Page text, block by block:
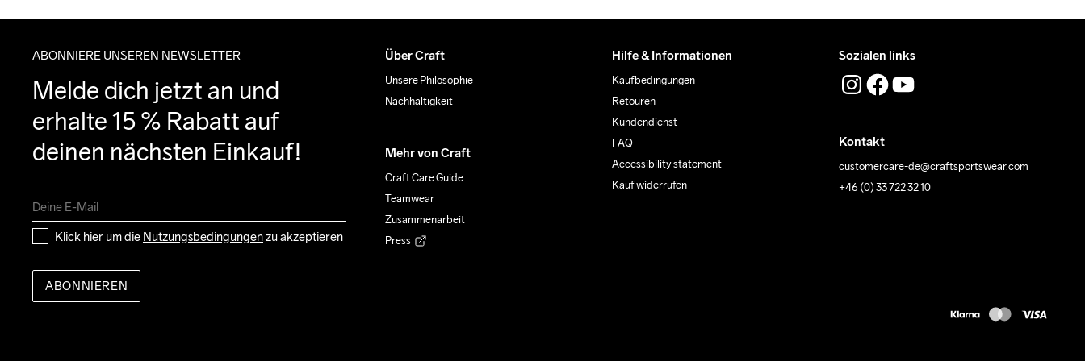
ABONNIERE UNSEREN NEWSLETTER
Melde dich jetzt an und
erhalte 15 % Rabatt auf
deinen nächsten Einkauf!
Klick hier um die Nutzungsbedingungen zu akzeptieren
ABONNIEREN
Über Craft
Unsere Philosophie
Nachhaltigkeit
Mehr von Craft
Craft Care Guide
Teamwear
Zusammenarbeit
Press
Hilfe & Informationen
Kaufbedingungen
Retouren
Kundendienst
FAQ
Accessibility statement
Kauf widerrufen
Sozialen links
Kontakt
customercare-de@craftsportswear.com
+46 (0) 33 722 32 10